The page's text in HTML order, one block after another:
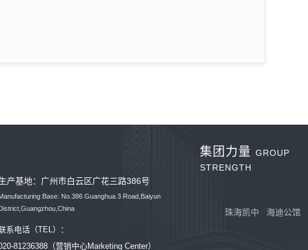
产基地：广州市白云区广花三路386号
Base: No.386 Guanghua 3 Road,Baiyun
District,Guangzhou,China
系电话（TEL）：
81236388（营销中心Marketing Center）
集团力量 GROUP
STRENGTH
海迪公馆
珠海凯中